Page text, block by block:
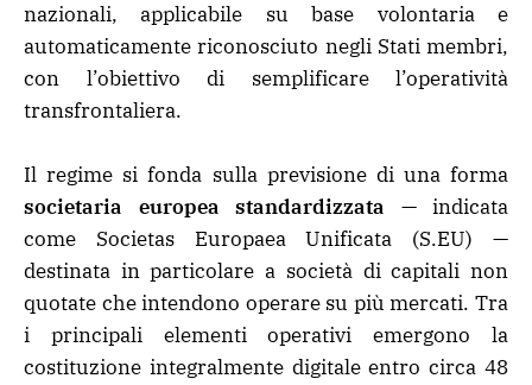
nazionali, applicabile su base volontaria e
automaticamente riconosciuto negli Stati membri,
con l’obiettivo di semplificare l’operatività
transfrontaliera.
Il regime si fonda sulla previsione di una forma
societaria europea standardizzata — indicata
come Societas Europaea Unificata (S.EU) —
destinata in particolare a società di capitali non
quotate che intendono operare su più mercati. Tra
i principali elementi operativi emergono la
costituzione integralmente digitale entro circa 48